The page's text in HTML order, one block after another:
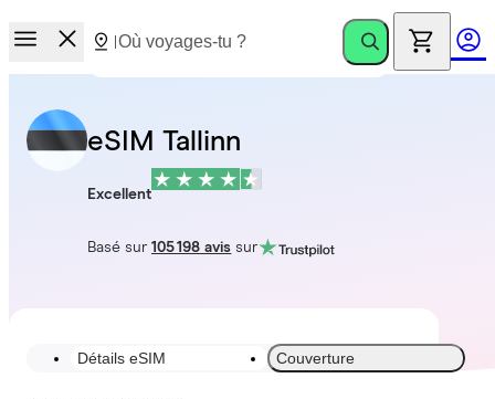
eSIM Tallinn
Excellent
Basé sur105 198 avis sur
Détails eSIM Couverture